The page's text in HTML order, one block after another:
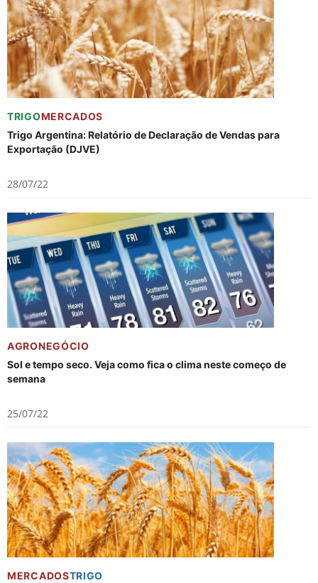
TRIGOMERCADOS
Trigo Argentina: Relatório de Declaração de Vendas para
Exportação (DJVE)
28/07/22
AGRONEGÓCIO
Sol e tempo seco. Veja como fica o clima neste começo de
semana
25/07/22
MERCADOSTRIGO